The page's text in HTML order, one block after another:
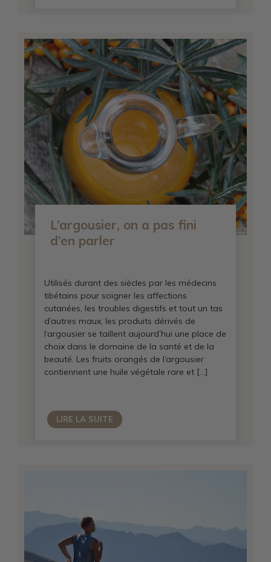
L’argousier, on a pas fini
d’en parler
Utilisés durant des siècles par les médecins
tibétains pour soigner les affections
cutanées, les troubles digestifs et tout un tas
d’autres maux, les produits dérivés de
l‘argousier se taillent aujourd’hui une place de
choix dans le domaine de la santé et de la
beauté. Les fruits orangés de l’argousier
contiennent une huile végétale rare et […]
LIRE LA SUITE